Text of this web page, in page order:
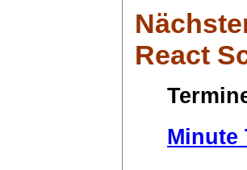
React
Minute